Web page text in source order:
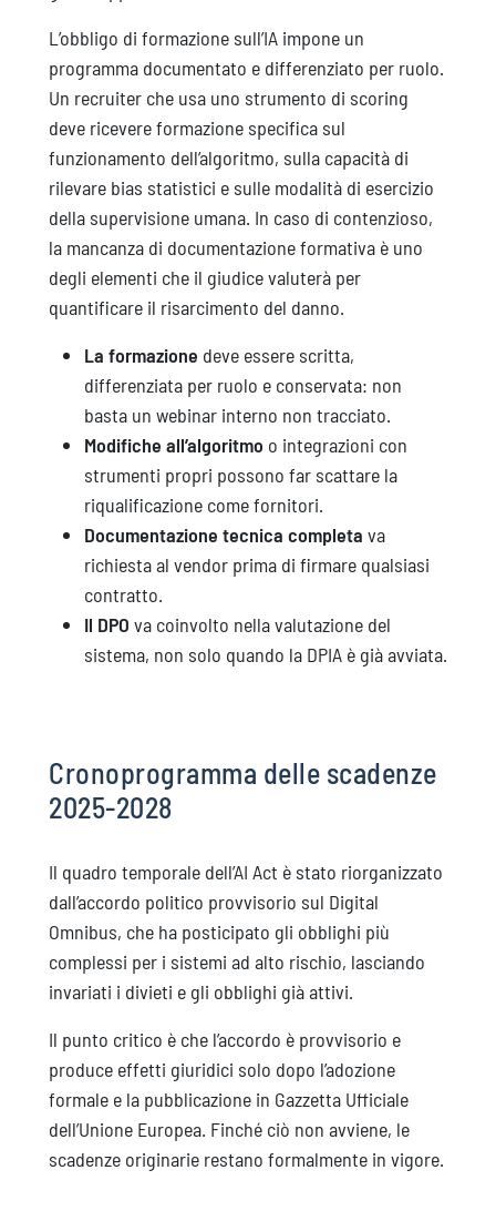
L’obbligo di formazione sull’IA impone un
programma documentato e differenziato per ruolo.
Un recruiter che usa uno strumento di scoring
deve ricevere formazione specifica sul
funzionamento dell’algoritmo, sulla capacità di
rilevare bias statistici e sulle modalità di esercizio
della supervisione umana. In caso di contenzioso,
la mancanza di documentazione formativa è uno
degli elementi che il giudice valuterà per
quantificare il risarcimento del danno.
La formazione deve essere scritta,
differenziata per ruolo e conservata: non
basta un webinar interno non tracciato.
Modifiche all’algoritmo o integrazioni con
strumenti propri possono far scattare la
riqualificazione come fornitori.
Documentazione tecnica completa va
richiesta al vendor prima di firmare qualsiasi
contratto.
Il DPO va coinvolto nella valutazione del
sistema, non solo quando la DPIA è già avviata.
Cronoprogramma delle scadenze
2025-2028
Il quadro temporale dell’AI Act è stato riorganizzato
dall’accordo politico provvisorio sul Digital
Omnibus, che ha posticipato gli obblighi più
complessi per i sistemi ad alto rischio, lasciando
invariati i divieti e gli obblighi già attivi.
Il punto critico è che l’accordo è provvisorio e
produce effetti giuridici solo dopo l’adozione
formale e la pubblicazione in Gazzetta Ufficiale
dell’Unione Europea. Finché ciò non avviene, le
scadenze originarie restano formalmente in vigore.